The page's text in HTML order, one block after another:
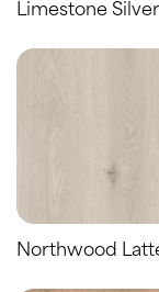
Limestone Silver
Northwood